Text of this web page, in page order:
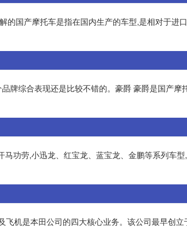
的国产摩托车是指在国内生产的车型,是相对于进
牌综合表现还是比较不错的。豪爵 豪爵是国产摩
功劳,小迅龙、红宝龙、蓝宝龙、金鹏等系列车型
机是本田公司的四大核心业务。该公司最早创立